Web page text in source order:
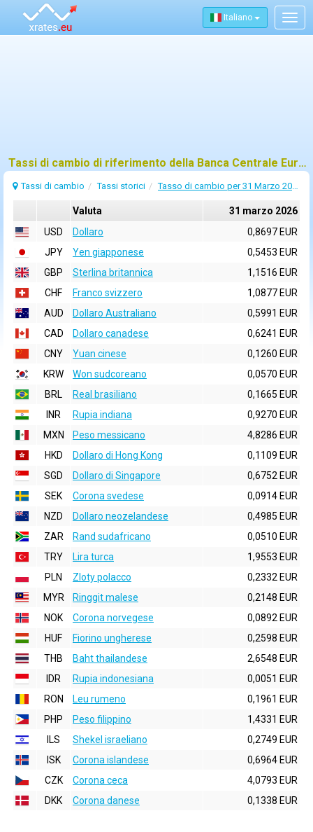
Italiano
Tassi di cambio di riferimento della Banca Centrale Europea (BCE) per 31 marzo 2026
Tassi di cambio Tassi storici Tasso di cambio per 31 Marzo 2026
Valuta
31 marzo 2026
USD
Dollaro
0,8697 EUR
JPY
Yen giapponese
0,5453 EUR
GBP
Sterlina britannica
1,1516 EUR
CHF
Franco svizzero
1,0877 EUR
AUD
Dollaro Australiano
0,5991 EUR
CAD
Dollaro canadese
0,6241 EUR
CNY
Yuan cinese
0,1260 EUR
KRW
Won sudcoreano
0,0570 EUR
BRL
Real brasiliano
0,1665 EUR
INR
Rupia indiana
0,9270 EUR
MXN
Peso messicano
4,8286 EUR
HKD
Dollaro di Hong Kong
0,1109 EUR
SGD
Dollaro di Singapore
0,6752 EUR
SEK
Corona svedese
0,0914 EUR
NZD
Dollaro neozelandese
0,4985 EUR
ZAR
Rand sudafricano
0,0510 EUR
TRY
Lira turca
1,9553 EUR
PLN
Zloty polacco
0,2332 EUR
MYR
Ringgit malese
0,2148 EUR
NOK
Corona norvegese
0,0892 EUR
HUF
Fiorino ungherese
0,2598 EUR
THB
Baht thailandese
2,6548 EUR
IDR
Rupia indonesiana
0,0051 EUR
RON
Leu rumeno
0,1961 EUR
PHP
Peso filippino
1,4331 EUR
ILS
Shekel israeliano
0,2749 EUR
ISK
Corona islandese
0,6964 EUR
CZK
Corona ceca
4,0793 EUR
DKK
Corona danese 0,1338 EUR